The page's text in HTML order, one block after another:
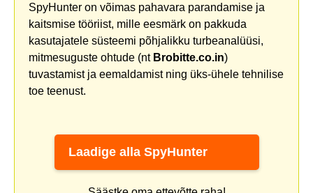
SpyHunter on võimas pahavara parandamise ja
kaitsmise tööriist, mille eesmärk on pakkuda
kasutajatele süsteemi põhjalikku turbeanalüüsi,
mitmesuguste ohtude (nt Brobitte.co.in)
tuvastamist ja eemaldamist ning üks-ühele tehnilise
toe teenust.
Laadige alla SpyHunter